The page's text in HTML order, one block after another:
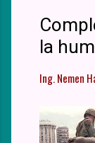
la
Ing. Nemen